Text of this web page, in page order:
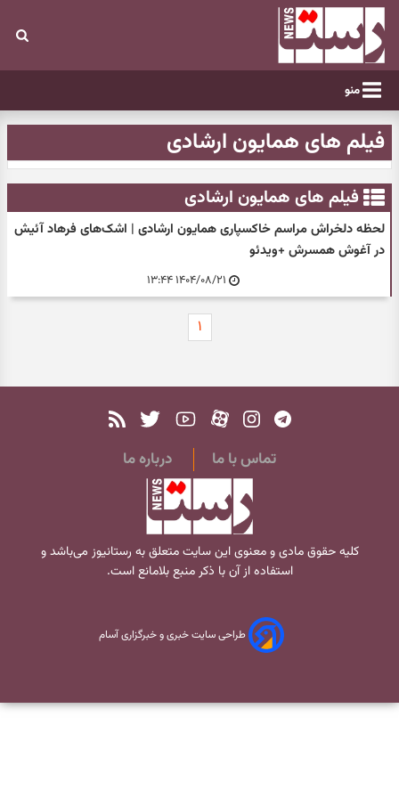
منو
فیلم های همایون ارشادی
فیلم های همایون ارشادی
لحظه‌ دلخراش مراسم خاکسپاری همایون ارشادی | اشک‌های فرهاد آئیش
در آغوش همسرش +ویدئو
۱۴۰۴/۰۸/۲۱ ۱۳:۴۴
۱
تماس با ما درباره ما
کلیه حقوق مادی و معنوی این سایت متعلق به رستانیوز می‌باشد و
استفاده از آن با ذکر منبع بلامانع است.
طراحی سایت خبری و خبرگزاری آسام